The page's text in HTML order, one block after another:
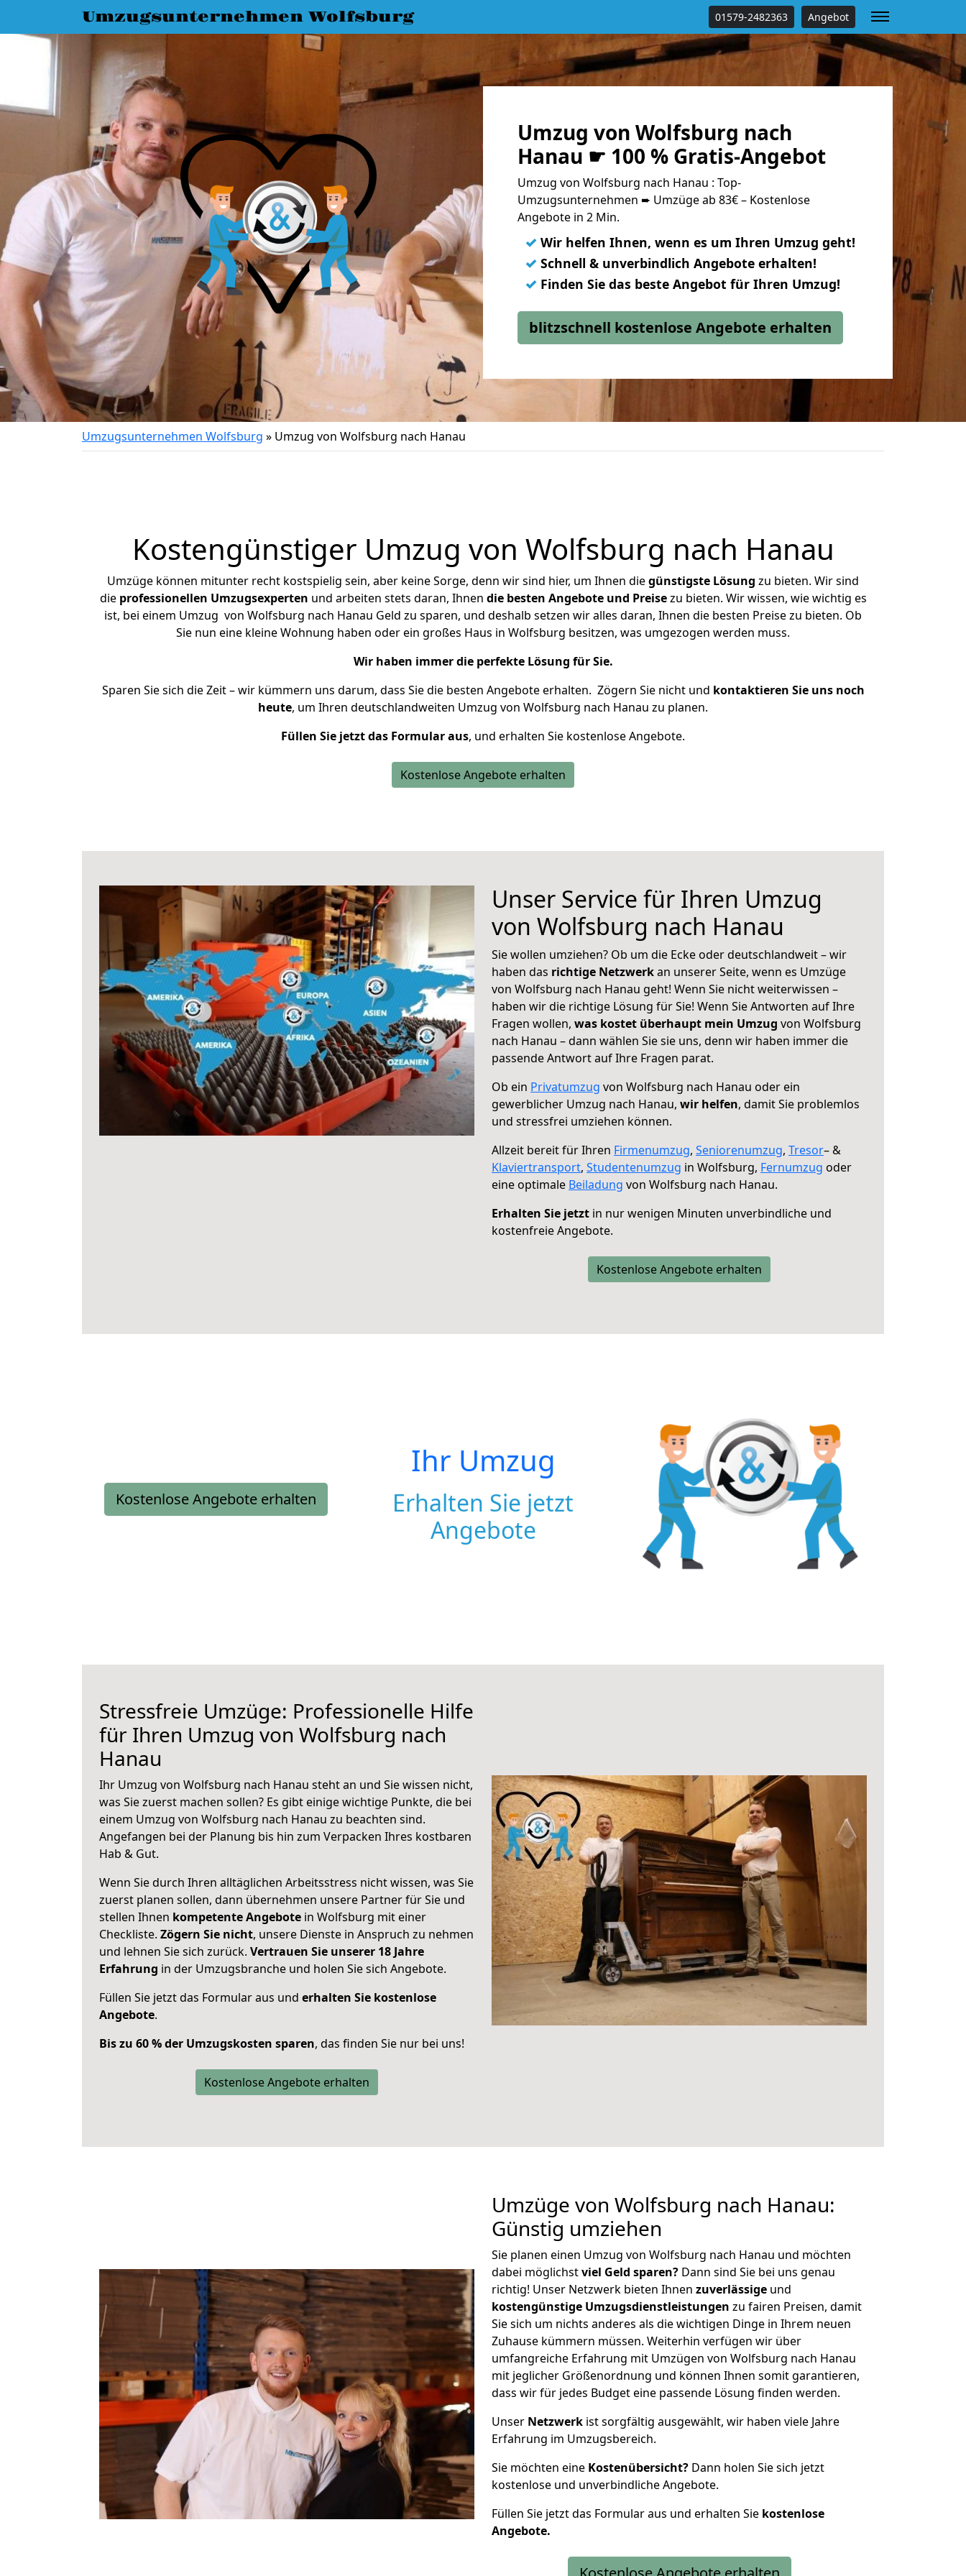
Umzugsunternehmen Wolfsburg 01579-2482363 Angebot
Umzug von Wolfsburg nach
Hanau ☛ 100 % Gratis-Angebot
Umzug von Wolfsburg nach Hanau : Top-
Umzugsunternehmen ➨ Umzüge ab 83€ – Kostenlose
Angebote in 2 Min.
✓ Wir helfen Ihnen, wenn es um Ihren Umzug geht!
✓ Schnell & unverbindlich Angebote erhalten!
✓ Finden Sie das beste Angebot für Ihren Umzug!
blitzschnell kostenlose Angebote erhalten
Umzugsunternehmen Wolfsburg » Umzug von Wolfsburg nach Hanau
Kostengünstiger Umzug von Wolfsburg nach Hanau
Umzüge können mitunter recht kostspielig sein, aber keine Sorge, denn wir sind hier, um Ihnen diegünstigste Lösung zu bieten. Wir sind
die professionellen Umzugsexperten und arbeiten stets daran, Ihnen die besten Angebote und Preisezu bieten. Wir wissen, wie wichtig es
ist, bei einem Umzug von Wolfsburg nach Hanau Geld zu sparen, und deshalb setzen wir alles daran, Ihnen die besten Preise zu bieten. Ob
Sie nun eine kleine Wohnung haben oder ein großes Haus in Wolfsburg besitzen, was umgezogen werden muss.
Wir haben immer die perfekte Lösung für Sie.
Sparen Sie sich die Zeit – wir kümmern uns darum, dass Sie die besten Angebote erhalten. Zögern Sie nicht und kontaktieren Sie uns noch
heute, um Ihren deutschlandweiten Umzug von Wolfsburg nach Hanau zu planen.
Füllen Sie jetzt das Formular aus, und erhalten Sie kostenlose Angebote.
Kostenlose Angebote erhalten
Unser Service für Ihren Umzug
von Wolfsburg nach Hanau
Sie wollen umziehen? Ob um die Ecke oder deutschlandweit – wir
haben das richtige Netzwerkan unserer Seite, wenn es Umzüge
von Wolfsburg nach Hanau geht! Wenn Sie nicht weiterwissen –
haben wir die richtige Lösung für Sie! Wenn Sie Antworten auf Ihre
Fragen wollen, was kostet überhaupt mein Umzug von Wolfsburg
nach Hanau – dann wählen Sie sie uns, denn wir haben immer die
passende Antwort auf Ihre Fragen parat.
Ob ein Privatumzug von Wolfsburg nach Hanau oder ein
gewerblicher Umzug nach Hanau, wir helfen, damit Sie problemlos
und stressfrei umziehen können.
Allzeit bereit für Ihren Firmenumzug, Seniorenumzug, Tresor– &
Klaviertransport, Studentenumzug in Wolfsburg, Fernumzug oder
eine optimale Beiladung von Wolfsburg nach Hanau.
Erhalten Sie jetzt in nur wenigen Minuten unverbindliche und
kostenfreie Angebote.
Kostenlose Angebote erhalten
Kostenlose Angebote erhalten
Ihr Umzug
Erhalten Sie jetzt
Angebote
Stressfreie Umzüge: Professionelle Hilfe
für Ihren Umzug von Wolfsburg nach
Hanau
Ihr Umzug von Wolfsburg nach Hanau steht an und Sie wissen nicht,
was Sie zuerst machen sollen? Es gibt einige wichtige Punkte, die bei
einem Umzug von Wolfsburg nach Hanau zu beachten sind.
Angefangen bei der Planung bis hin zum Verpacken Ihres kostbaren
Hab & Gut.
Wenn Sie durch Ihren alltäglichen Arbeitsstress nicht wissen, was Sie
zuerst planen sollen, dann übernehmen unsere Partner für Sie und
stellen Ihnen kompetente Angebote in Wolfsburg mit einer
Checkliste. Zögern Sie nicht, unsere Dienste in Anspruch zu nehmen
und lehnen Sie sich zurück. Vertrauen Sie unserer 18 Jahre
Erfahrung in der Umzugsbranche und holen Sie sich Angebote.
Füllen Sie jetzt das Formular aus und erhalten Sie kostenlose
Angebote.
Bis zu 60 % der Umzugskosten sparen, das finden Sie nur bei uns!
Kostenlose Angebote erhalten
Umzüge von Wolfsburg nach Hanau:
Günstig umziehen
Sie planen einen Umzug von Wolfsburg nach Hanau und möchten
dabei möglichstviel Geld sparen? Dann sind Sie bei uns genau
richtig! Unser Netzwerk bieten Ihnen zuverlässige und
kostengünstige Umzugsdienstleistungen zu fairen Preisen, damit
Sie sich um nichts anderes als die wichtigen Dinge in Ihrem neuen
Zuhause kümmern müssen. Weiterhin verfügen wir über
umfangreiche Erfahrung mit Umzügen von Wolfsburg nach Hanau
mit jeglicher Größenordnung und können Ihnen somit garantieren,
dass wir für jedes Budget eine passende Lösung finden werden.
Unser Netzwerk ist sorgfältig ausgewählt, wir haben viele Jahre
Erfahrung im Umzugsbereich.
Sie möchten eine Kostenübersicht? Dann holen Sie sich jetzt
kostenlose und unverbindliche Angebote.
Füllen Sie jetzt das Formular aus und erhalten Sie kostenlose
Angebote.